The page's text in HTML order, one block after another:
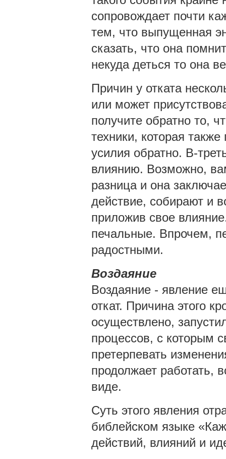
сопровождает почти
тем, что выпущенная
сказать, что она
некуда деться то она
Причин у отката
или может
получите обратно то,
техники, которая
усилия обратно. В-
влиянию. Возможно,
разница и она
действие, собирают и
приложив свое
печальные. Впрочем,
радостными.
Воздаяние
Воздаяние - явление
откат. Причина этого
осуществлено,
процессов, с которым
претерпевать
продолжает работать,
виде.
Суть этого явления
библейском языке
действий, влияний и